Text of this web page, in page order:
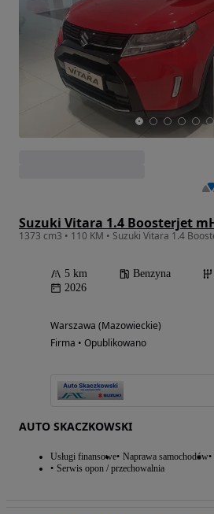
5 km Benzyna
2026
Warszawa (Mazowieckie)
Firma • Opublikowano
AUTO SKACZKOWSKI
Usługi finansowe Naprawa samochodów
Serwis opon / przechowalnia